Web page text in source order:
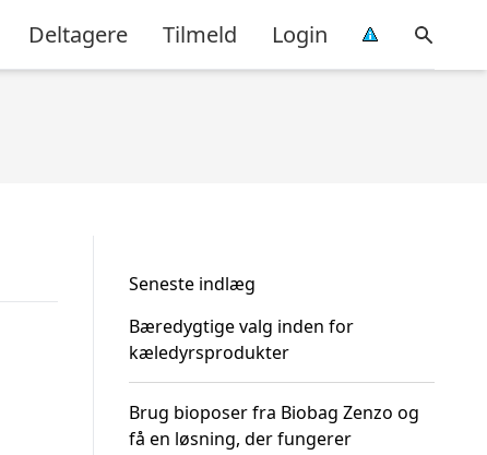
Deltagere Tilmeld Login
Seneste indlæg
Bæredygtige valg inden for
kæledyrsprodukter
Brug bioposer fra Biobag Zenzo og
få en løsning, der fungerer